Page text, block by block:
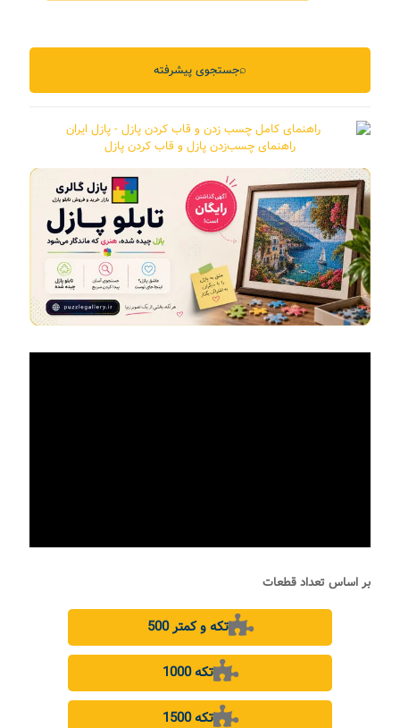
جستجوی پیشرفته⌕
راهنمای چسب‌زدن پازل و قاب کردن پازل
بر اساس تعداد قطعات
500 تکه و کمتر
1000 تکه
1500 تکه